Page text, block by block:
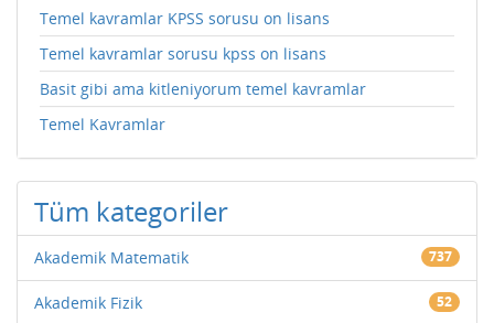
Temel kavramlar KPSS sorusu on lisans
Temel kavramlar sorusu kpss on lisans
Basit gibi ama kitleniyorum temel kavramlar
Temel Kavramlar
Tüm kategoriler
Akademik Matematik 737
Akademik Fizik 52